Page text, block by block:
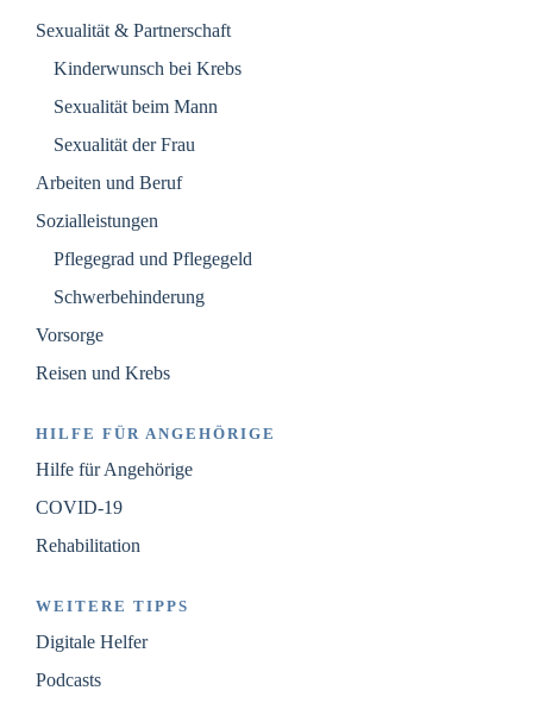
Sexualität & Partnerschaft
Kinderwunsch bei Krebs
Sexualität beim Mann
Sexualität der Frau
Arbeiten und Beruf
Sozialleistungen
Pflegegrad und Pflegegeld
Schwerbehinderung
Vorsorge
Reisen und Krebs
HILFE FÜR ANGEHÖRIGE
Hilfe für Angehörige
COVID-19
Rehabilitation
WEITERE TIPPS
Digitale Helfer
Podcasts